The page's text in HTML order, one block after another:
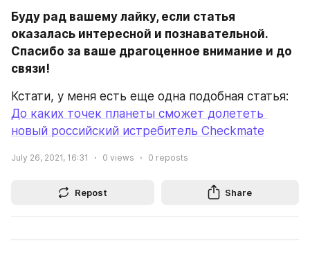
Буду рад вашему лайку, если статья
оказалась интересной и познавательной.
Спасибо за ваше драгоценное внимание и до
связи!
До каких точек планеты сможет долететь
новый российский истребитель Checkmate
July 26, 2021, 16:31 0 views 0 reposts
Repost Share